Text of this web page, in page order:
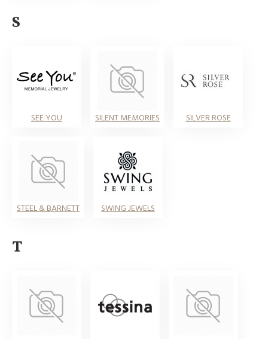
S
SEE YOU SILENT MEMORIES SILVER ROSE
STEEL & BARNETT SWING JEWELS
T